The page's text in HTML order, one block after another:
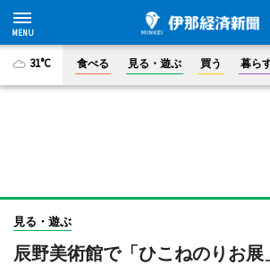
31°C 食べる 見る・遊ぶ 買う 暮ら
見る・遊ぶ
辰野美術館で「ひこねのりお